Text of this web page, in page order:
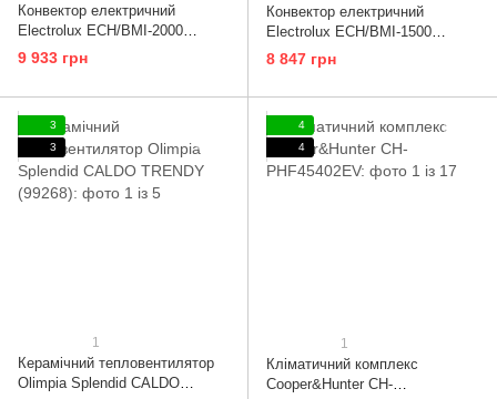
Конвектор електричний
Electrolux ECH/BMI-2000
Brilliant Marble
9 933 грн
Конвектор електричний
Electrolux ECH/BMI-1500
Brilliant Marble
8 847 грн
3
3
1
Керамічний тепловентилятор
Olimpia Splendid CALDO
4
4
1
Кліматичний комплекс
Cooper&Hunter CH-